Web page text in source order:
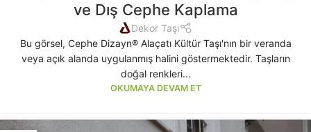
ve Dış Cephe Kaplama
Dekor Taşı
Bu görsel, Cephe Dizayn® Alaçatı Kültür Taşı'nın bir veranda
veya açık alanda uygulanmış halini göstermektedir. Taşların
doğal renkleri...
OKUMAYA DEVAM ET